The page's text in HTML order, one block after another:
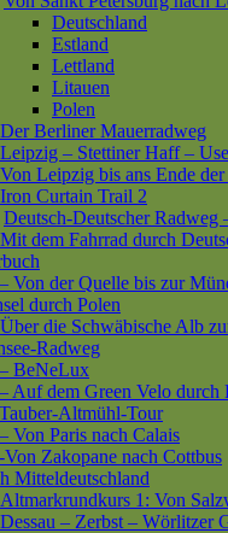
Deutschland
Estland
Lettland
Litauen
Polen
Berliner Mauerradweg
– Stettiner Haff –
Leipzig bis ans Ende
Curtain Trail 2
Deutsch-Deutscher Radweg
dem Fahrrad durch
Von der Quelle bis zur
durch Polen
die Schwäbische Alb
Radweg
BeNeLux
Auf dem Green Velo durch
Altmühl-Tour
Von Paris nach Calais
Von Zakopane nach Cottbus
Mitteldeutschland
1: Von
– Zerbst – Wörlitzer